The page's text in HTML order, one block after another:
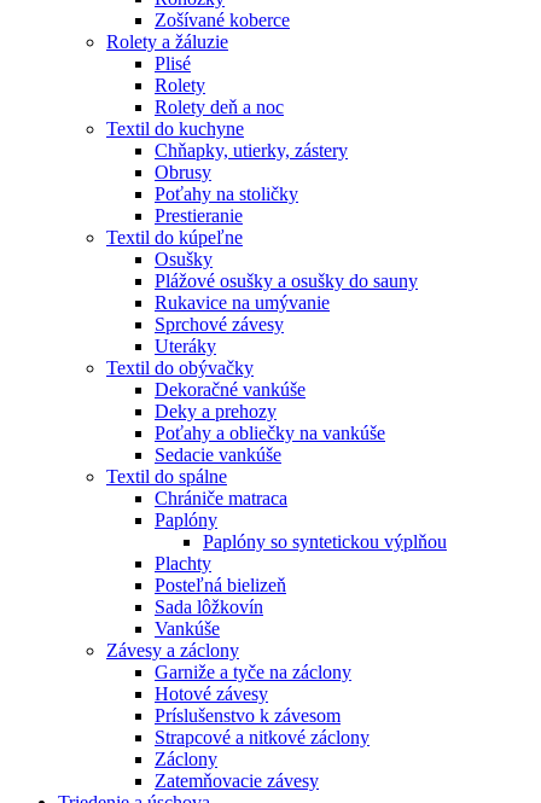
Zošívané koberce
Rolety a žáluzie
Plisé
Rolety
Rolety deň a noc
Textil do kuchyne
Chňapky, utierky, zástery
Obrusy
Poťahy na stoličky
Prestieranie
Textil do kúpeľne
Osušky
Plážové osušky a osušky do sauny
Rukavice na umývanie
Sprchové závesy
Uteráky
Textil do obývačky
Dekoračné vankúše
Deky a prehozy
Poťahy a obliečky na vankúše
Sedacie vankúše
Textil do spálne
Chrániče matraca
Paplóny
Paplóny so syntetickou výplňou
Plachty
Posteľná bielizeň
Sada lôžkovín
Vankúše
Závesy a záclony
Garniže a tyče na záclony
Hotové závesy
Príslušenstvo k závesom
Strapcové a nitkové záclony
Záclony
Zatemňovacie závesy